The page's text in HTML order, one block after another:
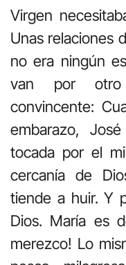
Virgen
Unas relaciones
no era ningún
van por otro
convincente:
embarazo,
tocada por el
cercanía de
tiende a huir. Y
Dios. María es
merezco! Lo